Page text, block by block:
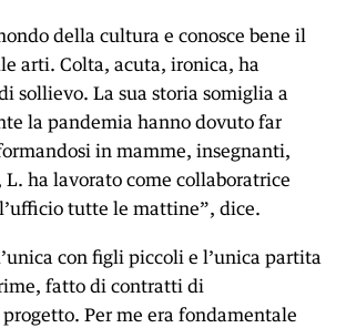
della cultura e conosce bene il
arti. Colta, acuta, ironica, ha
sollievo. La sua storia somiglia a
la pandemia hanno dovuto far
in mamme, insegnanti,
L. ha lavorato come collaboratrice
tutte le mattine”, dice.
con figli piccoli e l’unica partita
fatto di contratti di
Per me era fondamentale